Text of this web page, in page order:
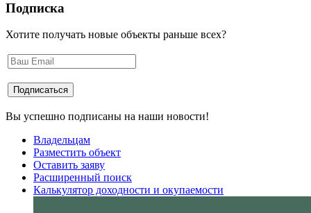
Подписка
Хотите получать новые объекты раньше всех?
Вы успешно подписаны на наши новости!
Владельцам
Разместить объект
Оставить заяву
Расширенный поиск
Калькулятор доходности и окупаемости